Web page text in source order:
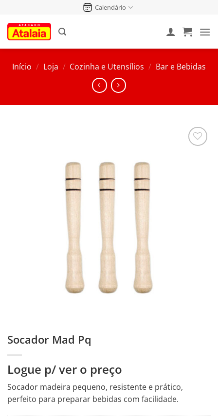
conteúdo
Calendário
Início / Loja / Cozinha e Utensílios / Bar e Bebidas
Socador Mad Pq
Logue p/ ver o preço
Socador madeira pequeno, resistente e prático,
perfeito para preparar bebidas com facilidade.